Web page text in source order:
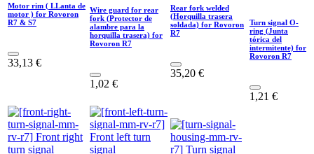
Motor rim ( LLanta de
motor ) for Rovoron
R7 & S7
33,13 €
Wire guard for rear
fork (Protector de
alambre para la
horquilla trasera) for
Rovoron R7
1,02 €
Rear fork welded
(Horquilla trasera
soldada) for Rovoron
R7
35,20 €
Turn signal O-
ring (Junta
tórica del
intermitente) for
Rovoron R7
1,21 €